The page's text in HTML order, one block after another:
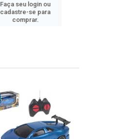
Faça seu login ou
cadastre-se para
comprar.